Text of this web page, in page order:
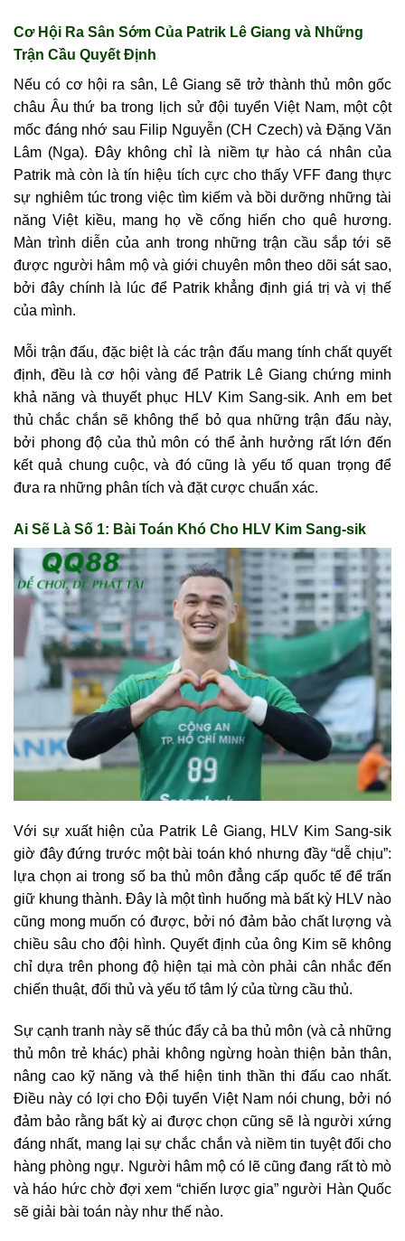
Cơ Hội Ra Sân Sớm Của Patrik Lê Giang và Những
Trận Cầu Quyết Định
Nếu có cơ hội ra sân, Lê Giang sẽ trở thành thủ môn gốc
châu Âu thứ ba trong lịch sử đội tuyển Việt Nam, một cột
mốc đáng nhớ sau Filip Nguyễn (CH Czech) và Đặng Văn
Lâm (Nga). Đây không chỉ là niềm tự hào cá nhân của
Patrik mà còn là tín hiệu tích cực cho thấy VFF đang thực
sự nghiêm túc trong việc tìm kiếm và bồi dưỡng những tài
năng Việt kiều, mang họ về cống hiến cho quê hương.
Màn trình diễn của anh trong những trận cầu sắp tới sẽ
được người hâm mộ và giới chuyên môn theo dõi sát sao,
bởi đây chính là lúc để Patrik khẳng định giá trị và vị thế
của mình.
Mỗi trận đấu, đặc biệt là các trận đấu mang tính chất quyết
định, đều là cơ hội vàng để Patrik Lê Giang chứng minh
khả năng và thuyết phục HLV Kim Sang-sik. Anh em bet
thủ chắc chắn sẽ không thể bỏ qua những trận đấu này,
bởi phong độ của thủ môn có thể ảnh hưởng rất lớn đến
kết quả chung cuộc, và đó cũng là yếu tố quan trọng để
đưa ra những phân tích và đặt cược chuẩn xác.
Ai Sẽ Là Số 1: Bài Toán Khó Cho HLV Kim Sang-sik
Với sự xuất hiện của Patrik Lê Giang, HLV Kim Sang-sik
giờ đây đứng trước một bài toán khó nhưng đầy “dễ chịu”:
lựa chọn ai trong số ba thủ môn đẳng cấp quốc tế để trấn
giữ khung thành. Đây là một tình huống mà bất kỳ HLV nào
cũng mong muốn có được, bởi nó đảm bảo chất lượng và
chiều sâu cho đội hình. Quyết định của ông Kim sẽ không
chỉ dựa trên phong độ hiện tại mà còn phải cân nhắc đến
chiến thuật, đối thủ và yếu tố tâm lý của từng cầu thủ.
Sự cạnh tranh này sẽ thúc đẩy cả ba thủ môn (và cả những
thủ môn trẻ khác) phải không ngừng hoàn thiện bản thân,
nâng cao kỹ năng và thể hiện tinh thần thi đấu cao nhất.
Điều này có lợi cho Đội tuyển Việt Nam nói chung, bởi nó
đảm bảo rằng bất kỳ ai được chọn cũng sẽ là người xứng
đáng nhất, mang lại sự chắc chắn và niềm tin tuyệt đối cho
hàng phòng ngự. Người hâm mộ có lẽ cũng đang rất tò mò
và háo hức chờ đợi xem “chiến lược gia” người Hàn Quốc
sẽ giải bài toán này như thế nào.